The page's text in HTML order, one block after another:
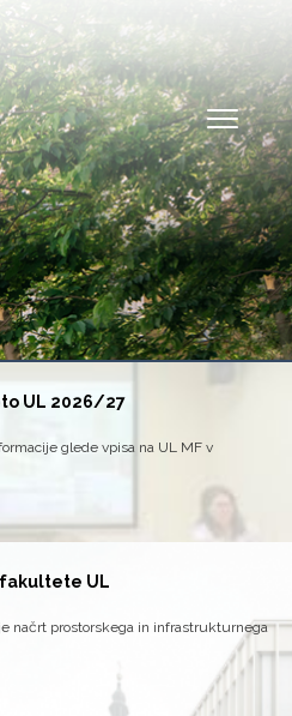
Open
UL
načrt prostorskega in infrastrukturnega
UL 2026/27
glede vpisa na UL MF v